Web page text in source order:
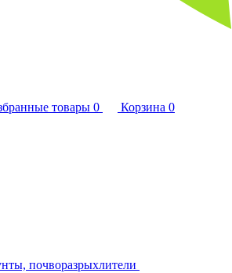
товары 0 Корзина 0
почворазрыхлители